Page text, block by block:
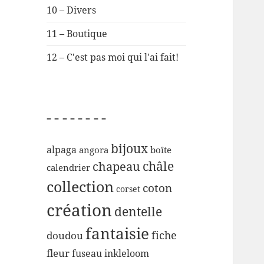
10 – Divers
11 – Boutique
12 – C'est pas moi qui l'ai fait!
– – – – – – – –
alpaga angora bijoux boîte
calendrier chapeauchâle
collection corset coton
créationdentelle
doudoufantaisie fiche
fleurfuseauinkleloom